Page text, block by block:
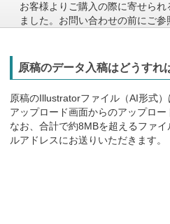
お客様よりご購入の際に寄せら
ました。お問い合わせの前にご参
原稿のデータ入稿はどうすれ
原稿のIllustratorファイル（AI形式
アップロード画面からのアップロー
なお、合計で約8MBを超えるファ
ルアドレスにお送りいただきます。